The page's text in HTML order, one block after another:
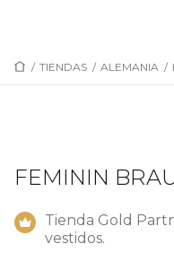
/ TIENDAS / ALEMANIA /
FEMININ
Tienda Gold
vestidos.